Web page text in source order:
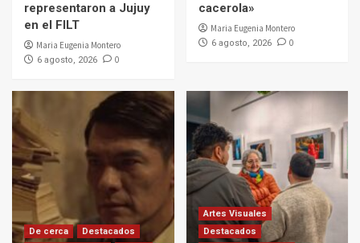
representaron a Jujuy
en el FILT
Maria Eugenia Montero
6 agosto, 2026 0
cacerola»
Maria Eugenia Montero
6 agosto, 2026 0
De cerca
Destacados
Artes Visuales
Destacados